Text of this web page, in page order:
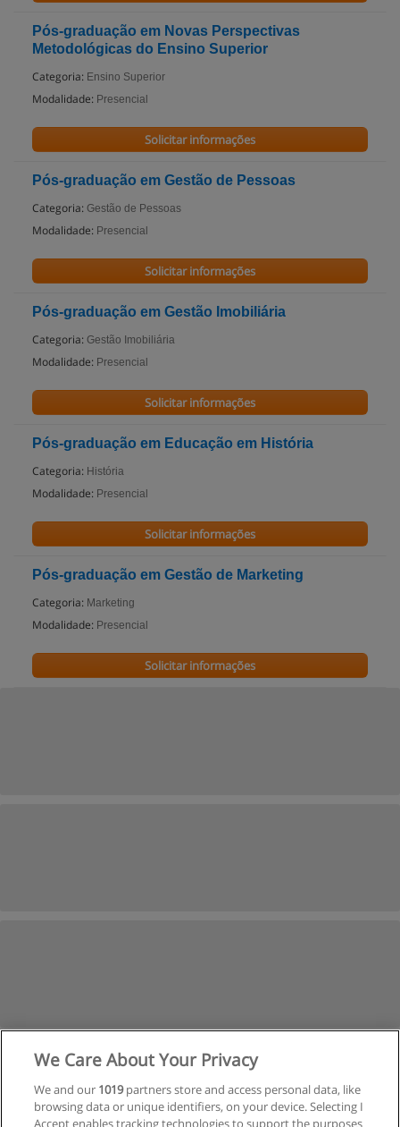
Pós-graduação em Novas Perspectivas
Metodológicas do Ensino Superior
Categoria: Ensino Superior
Modalidade: Presencial
Solicitar informações
Pós-graduação em Gestão de Pessoas
Categoria: Gestão de Pessoas
Modalidade: Presencial
Solicitar informações
Pós-graduação em Gestão Imobiliária
Categoria: Gestão Imobiliária
Modalidade: Presencial
Solicitar informações
Pós-graduação em Educação em História
Categoria: História
Modalidade: Presencial
Solicitar informações
Pós-graduação em Gestão de Marketing
Categoria: Marketing
Modalidade: Presencial
Solicitar informações
2 Próxima
Página1de2
We Care About Your Privacy
We and our 1019partners store and access personal data, like
browsing data or unique identifiers, on your device. Selecting I
Accept enables tracking technologies to support the purposes